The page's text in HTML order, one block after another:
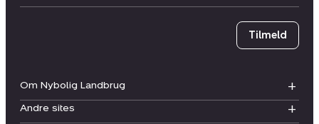
Om Nybolig Landbrug
Andre sites
Tilmeld